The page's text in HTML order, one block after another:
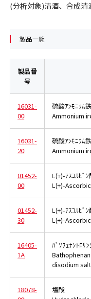
(分析対象)清酒、合成清
製品一覧
製品番
号
16031-
00
硫酸ｱﾝﾓﾆｳﾑ
Ammonium
16031-
20
硫酸ｱﾝﾓﾆｳﾑ
Ammonium
01452-
00
L(+)-ｱｽｺﾙﾋﾞﾝ
L(+)-
01452-
30
L(+)-ｱｽｺﾙﾋﾞﾝ
L(+)-
16405-
1A
ﾊﾞｿﾌｪﾅﾝﾄﾛﾘ
disodium
18078-
塩酸